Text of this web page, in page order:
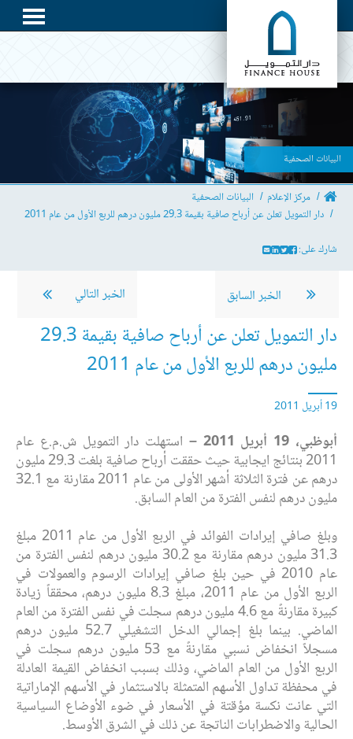
البيانات الصحفية
مركز الإعلام
البيانات الصحفية
دار التمويل تعلن عن أرباح صافية بقيمة 29.3 مليون درهم للربع الأول من عام 2011
شارك على:
الخبر السابق الخبر التالي
دار التمويل تعلن عن أرباح صافية بقيمة 29.3
مليون درهم للربع الأول من عام 2011
19 أبريل 2011
أبوظبي، 19 أبريل 2011 –
استهلت دار التمويل ش.م.ع عام
2011 بنتائج ايجابية حيث حققت ‏أرباح صافية بلغت 29.3 ‏‏مليون
درهم عن فترة الثلاثة أشهر الأولى من عام 2011 مقارنة مع ‏‏32.1
مليون درهم لنفس الفترة من العام ‏السابق.‏
وبلغ‎ ‎صافي إيرادات الفوائد في الربع الأول من عام 2011 مبلغ
31.3 مليون درهم مقارنة مع ‏‏30.2 مليون درهم لنفس ‏الفترة ‏من
عام 2010 في حين بلغ صافي إيرادات الرسوم والعمولات ‏في
الربع الأول من عام 2011، مبلغ 8.3 مليون ‏درهم، ‏محققاً زيادة
كبيرة مقارنةً مع 4.6 مليون ‏درهم سجلت في نفس الفترة من العام
الماضي. بينما بلغ ‏إجمالي الدخل ‏التشغيلي 52.7 مليون ‏درهم
مسجلاً انخفاض نسبي مقارنةً مع 53 مليون درهم سجلت في
الربع ‏الأول من العام ‏‏الماضي، وذلك بسبب انخفاض القيمة‏‎ ‎العادلة
في محفظة تداول الأسهم المتمثلة بالاستثمار في ‏الأسهم ‏الإماراتية
التي‎ ‎‎عانت نكسة مؤقتة في الأسعار في ضوء الأوضاع السياسية
الحالية ‏والاضطرابات الناتجة عن ‏ذلك في الشرق ‏الأوسط.‏